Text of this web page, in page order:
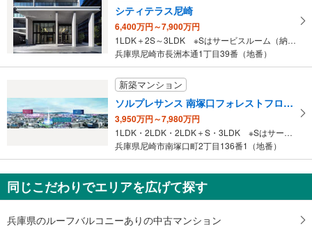
シティテラス尼崎
6,400万円～7,900万円
1LDK＋2S～3LDK ※Sはサービスルーム（納戸）です。
兵庫県尼崎市長洲本通1丁目39番（地番）
新築マンション
ソルプレサンス 南塚口フォレストフロント
3,950万円～7,980万円
1LDK・2LDK・2LDK＋S・3LDK ※Sはサービスルーム（納戸）です。
兵庫県尼崎市南塚口町2丁目136番1（地番）
同じこだわりでエリアを広げて探す
兵庫県のルーフバルコニーありの中古マンション